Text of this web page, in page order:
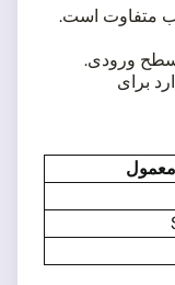
متفاوت است.
برای